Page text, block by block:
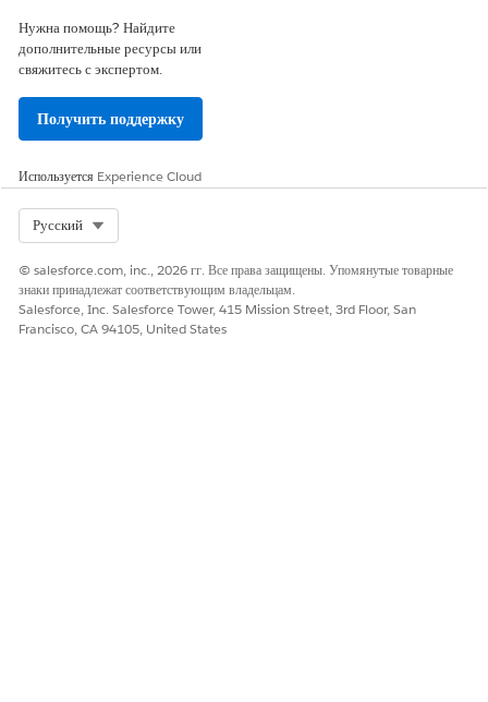
Нужна помощь? Найдите
дополнительные ресурсы или
свяжитесь с экспертом.
Получить поддержку
Используется Experience Cloud
Русский
© salesforce.com, inc., 2026 гг. Все права защищены. Упомянутые товарные
знаки принадлежат соответствующим владельцам.
Salesforce, Inc. Salesforce Tower, 415 Mission Street, 3rd Floor, San
Francisco, CA 94105, United States